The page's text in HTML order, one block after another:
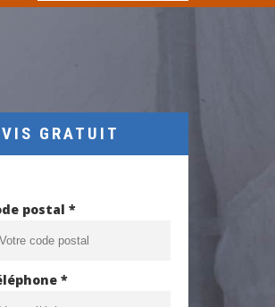
GRATUIT
postal *
*